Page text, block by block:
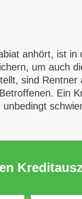
anhört, ist
um auch
sind
Ein